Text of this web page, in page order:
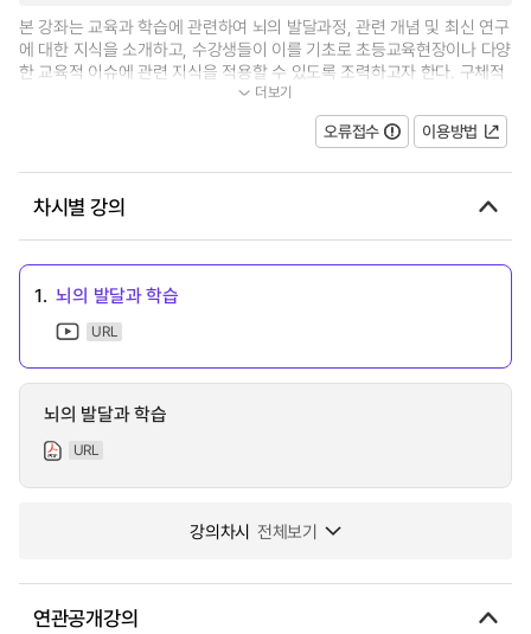
본 강좌는 교육과 학습에 관련하여 뇌의 발달과정, 관련 개념 및 최신 연구
에 대한 지식을 소개하고, 수강생들이 이를 기초로 초등교육현장이나 다양
한 교육적 이슈에 관련 지식을 적용할 수 있도록 조력하고자 한다. 구체적
으로 수강생들은 본 강좌를 통해... 더보기
오류접수 이용방법
차시별 강의
1. 뇌의 발달과 학습
URL
뇌의 발달과 학습
URL
강의차시 전체보기
연관공개강의